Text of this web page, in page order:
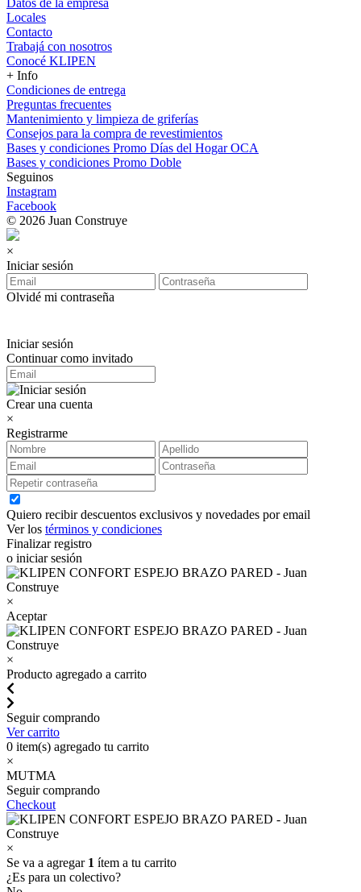
Datos de la empresa
Locales
Contacto
Trabajá con nosotros
Conocé KLIPEN
+ Info
Condiciones de entrega
Preguntas frecuentes
Mantenimiento y limpieza de griferías
Consejos para la compra de revestimientos
Bases y condiciones Promo Días del Hogar OCA
Bases y condiciones Promo Doble
Seguinos
Instagram
Facebook
© 2026 Juan Construye
×
Iniciar sesión
Olvidé mi contraseña
Iniciar sesión
Continuar como invitado
Crear una cuenta
×
Registrarme
Quiero recibir descuentos exclusivos y novedades por email
Ver los términos y condiciones
Finalizar registro
o iniciar sesión
×
Aceptar
×
Producto agregado a carrito
Seguir comprando
Ver carrito
0 item(s) agregado tu carrito
×
MUTMA
Seguir comprando
Checkout
×
Se va a agregar 1 ítem a tu carrito
¿Es para un colectivo?